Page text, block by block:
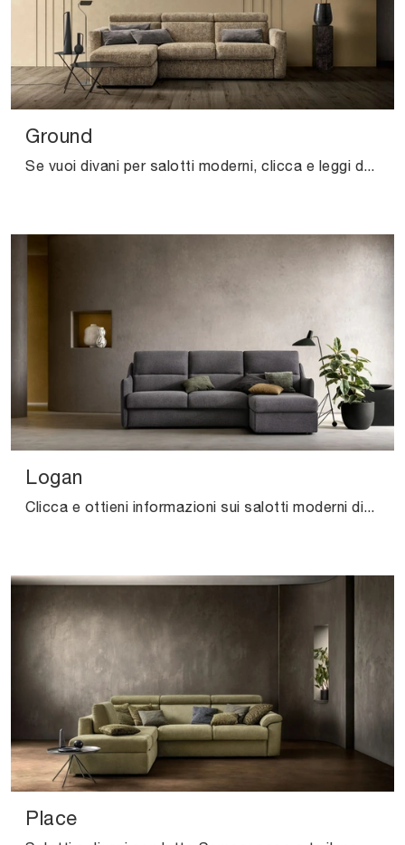
Ground
Se vuoi divani per salotti moderni, clicca e leggi di più sul modello Ground in tessuto della marca Samoa.
Logan
Clicca e ottieni informazioni sui salotti moderni di Samoa! Vari modelli di divani, come Logan, ti attendono.
Place